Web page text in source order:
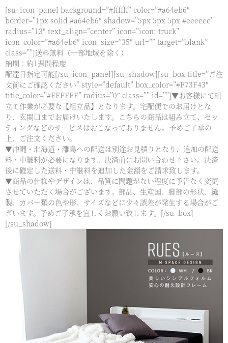
[su_icon_panel background=”#ffffff” color=”#a64eb6″
border=”1px solid #a64eb6″ shadow=”5px 5px 5px #eeeeee”
radius=”13″ text_align=”center” icon=”icon: truck”
icon_color=”#a64eb6″ icon_size=”35″ url=”” target=”blank”
class=””]送料無料（一部地域を除く）
納期：約1週間程度
配達日指定可能[/su_icon_panel][su_shadow][su_box title=”ご注
文前にご確認ください” style=”default” box_color=”#F73F43″
title_color=”#FFFFFF” radius=”0″ class=”” id=””]▼お客様にて組
立て作業が必要な【組立品】となります。宅配便でのお届けとな
り、玄関口までお届けいたします。こちらの商品は組み立て、セッ
ティングなどのサービスはおこなっておりません。予めご了承の
上、ご注文ください。
▼沖縄・北海道・離島への配送は別途お見積りとなり、追加の配送
料・中継料が必要になります。決済前にお問い合わせ下さい。決済
後に確定した送料・中継料を追加した金額をご請求致します。
▼商品の仕様やデザインは、品質に問題がない程度に予告なく変更
させていただく場合がございます。部品、生産国、脚部の形状、縫
製、カバー類の色や形、サイズなどに少々誤差が発生する場合がご
ざいます。予めご了承を宜しくお願い致します。[/su_box]
[/su_shadow]